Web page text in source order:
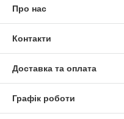
Про нас
Контакти
Доставка та оплата
Графік роботи